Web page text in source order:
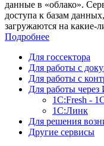
данные в «облако».
доступа к базам
загружаются на какие-
Подробнее
Для госсектора
Для работы с
Для работы с
Для работы через
1С:Fresh -
1С:Линк
Для решения
Другие сервисы